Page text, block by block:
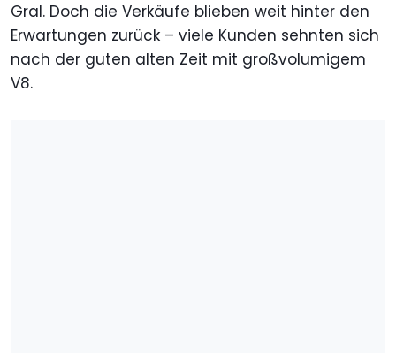
Gral. Doch die Verkäufe blieben weit hinter den
Erwartungen zurück – viele Kunden sehnten sich
nach der guten alten Zeit mit großvolumigem
V8.